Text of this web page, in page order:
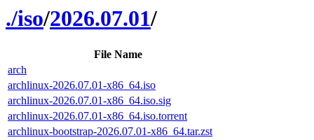
./iso/2026.07.01/
File Name
arch
archlinux-2026.07.01-x86_64.iso
archlinux-2026.07.01-x86_64.iso.sig
archlinux-2026.07.01-x86_64.iso.torrent
archlinux-bootstrap-2026.07.01-x86_64.tar.zst